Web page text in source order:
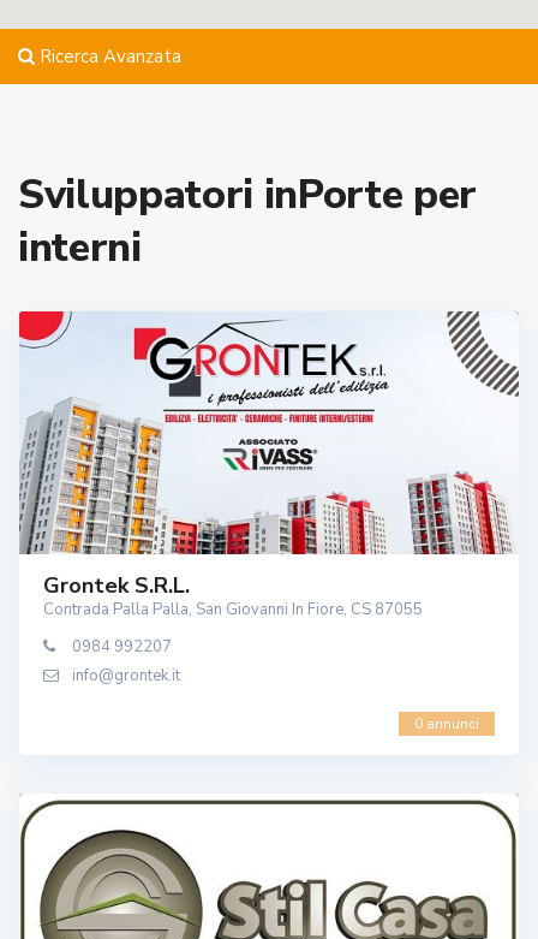
Ricerca Avanzata
Sviluppatori inPorte per
interni
Grontek S.r.l.
Contrada Palla Palla, San Giovanni In Fiore, CS 87055
0984 992207
info@grontek.it
0 annunci